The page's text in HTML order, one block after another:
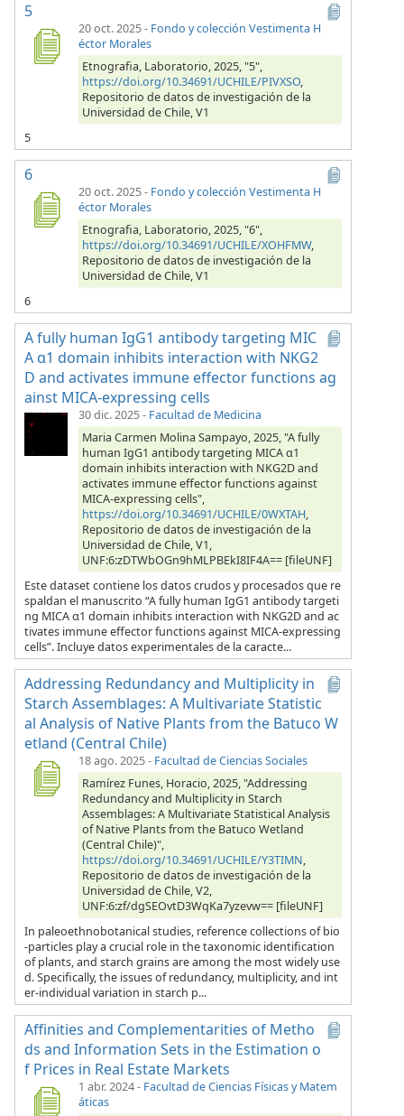
5
20 oct. 2025- Fondo y colección Vestimenta H
éctor Morales
Etnografia, Laboratorio, 2025, "5",
https://doi.org/10.34691/UCHILE/PIVXSO,
Repositorio de datos de investigación de la
Universidad de Chile, V1
5
6
20 oct. 2025- Fondo y colección Vestimenta H
éctor Morales
Etnografia, Laboratorio, 2025, "6",
https://doi.org/10.34691/UCHILE/XOHFMW,
Repositorio de datos de investigación de la
Universidad de Chile, V1
6
A fully human IgG1 antibody targeting MIC
A α1 domain inhibits interaction with NKG2
D and activates immune effector functions ag
ainst MICA-expressing cells
30 dic. 2025- Facultad de Medicina
Maria Carmen Molina Sampayo, 2025, "A fully
human IgG1 antibody targeting MICA α1
domain inhibits interaction with NKG2D and
activates immune effector functions against
MICA-expressing cells",
https://doi.org/10.34691/UCHILE/0WXTAH,
Repositorio de datos de investigación de la
Universidad de Chile, V1,
UNF:6:zDTWbOGn9hMLPBEkI8IF4A== [fileUNF]
Este dataset contiene los datos crudos y procesados que re
spaldan el manuscrito “A fully human IgG1 antibody targeti
ng MICA α1 domain inhibits interaction with NKG2D and ac
tivates immune effector functions against MICA-expressing
cells”. Incluye datos experimentales de la caracte...
Addressing Redundancy and Multiplicity in
Starch Assemblages: A Multivariate Statistic
al Analysis of Native Plants from the Batuco W
etland (Central Chile)
18 ago. 2025- Facultad de Ciencias Sociales
Ramírez Funes, Horacio, 2025, "Addressing
Redundancy and Multiplicity in Starch
Assemblages: A Multivariate Statistical Analysis
of Native Plants from the Batuco Wetland
(Central Chile)",
https://doi.org/10.34691/UCHILE/Y3TIMN,
Repositorio de datos de investigación de la
Universidad de Chile, V2,
UNF:6:zf/dgSEOvtD3WqKa7yzevw== [fileUNF]
In paleoethnobotanical studies, reference collections of bio
-particles play a crucial role in the taxonomic identification
of plants, and starch grains are among the most widely use
d. Specifically, the issues of redundancy, multiplicity, and int
er-individual variation in starch p...
Affinities and Complementarities of Metho
ds and Information Sets in the Estimation o
f Prices in Real Estate Markets
1 abr. 2024- Facultad de Ciencias Físicas y Matem
áticas